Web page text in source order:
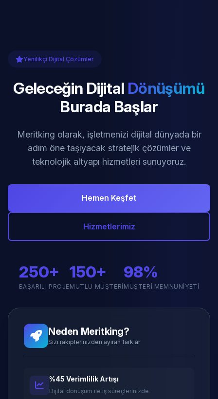
Yenilikçi Dijital Çözümler
Geleceğin Dijital Dönüşümü
Burada Başlar
Meritking olarak, işletmenizi dijital dünyada bir
adım öne taşıyacak stratejik çözümler ve
teknolojik altyapı hizmetleri sunuyoruz.
Hemen Keşfet
Hizmetlerimiz
250+
BAŞARILI PROJE
150+
MUTLU MÜŞTERI
98%
MÜŞTERI MEMNUNIYETI
Neden Meritking?
Sizi rakiplerinizden ayıran farklar
%45 Verimlilik Artışı
Dijital dönüşüm ile iş süreçlerinizde